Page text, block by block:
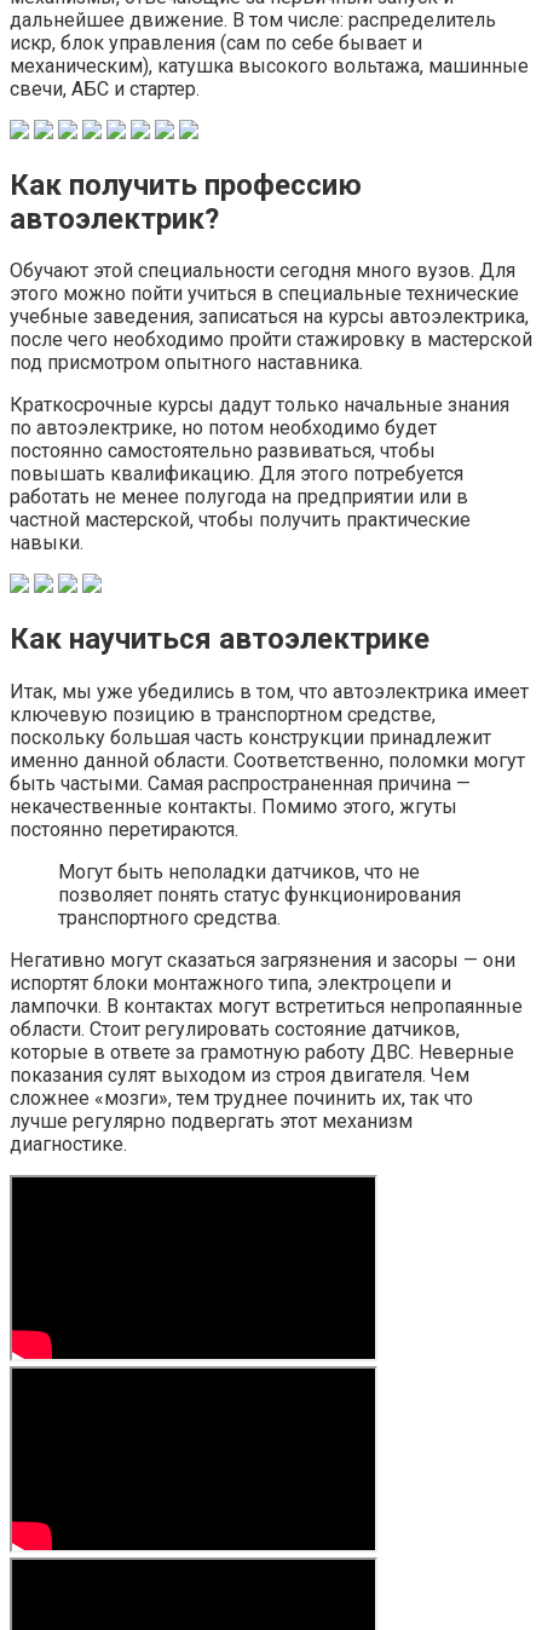
дальнейшее движение. В том числе: распределитель
искр, блок управления (сам по себе бывает и
механическим), катушка высокого вольтажа, машинные
свечи, АБС и стартер.
Как получить профессию
автоэлектрик?
Обучают этой специальности сегодня много вузов. Для
этого можно пойти учиться в специальные технические
учебные заведения, записаться на курсы автоэлектрика,
после чего необходимо пройти стажировку в мастерской
под присмотром опытного наставника.
Краткосрочные курсы дадут только начальные знания
по автоэлектрике, но потом необходимо будет
постоянно самостоятельно развиваться, чтобы
повышать квалификацию. Для этого потребуется
работать не менее полугода на предприятии или в
частной мастерской, чтобы получить практические
навыки.
Как научиться автоэлектрике
Итак, мы уже убедились в том, что автоэлектрика имеет
ключевую позицию в транспортном средстве,
поскольку большая часть конструкции принадлежит
именно данной области. Соответственно, поломки могут
быть частыми. Самая распространенная причина —
некачественные контакты. Помимо этого, жгуты
постоянно перетираются.
Могут быть неполадки датчиков, что не
позволяет понять статус функционирования
транспортного средства.
Негативно могут сказаться загрязнения и засоры — они
испортят блоки монтажного типа, электроцепи и
лампочки. В контактах могут встретиться непропаянные
области. Стоит регулировать состояние датчиков,
которые в ответе за грамотную работу ДВС. Неверные
показания сулят выходом из строя двигателя. Чем
сложнее «мозги», тем труднее починить их, так что
лучше регулярно подвергать этот механизм
диагностике.